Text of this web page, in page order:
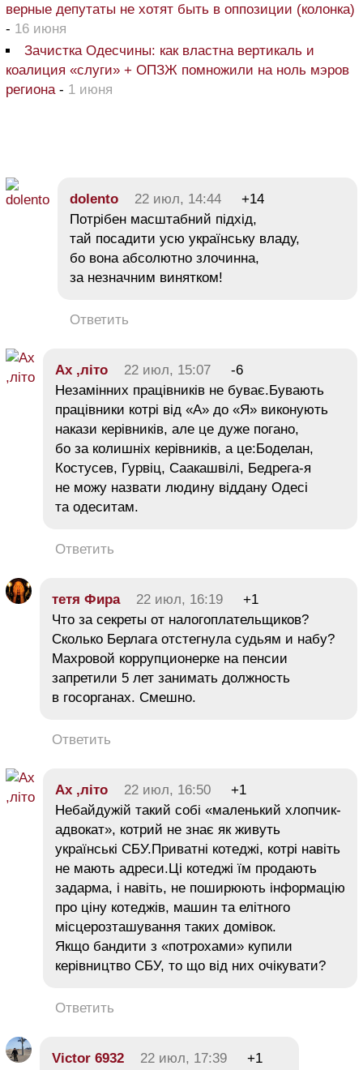
верные депутаты не хотят быть в оппозиции (колонка)
- 16 июня
Зачистка Одесчины: как властна вертикаль и
коалиция «слуги» + ОПЗЖ помножили на ноль мэров
региона- 1 июня
dolento 22 июл, 14:44
+14
Потрібен масштабний підхід,
тай посадити усю українську владу,
бо вона абсолютно злочинна,
за незначним винятком!
Ответить
Ах ,літо 22 июл, 15:07
-6
Незамінних працівників не буває.Бувають
працівники котрі від «А» до «Я» виконують
накази керівників, але це дуже погано,
бо за колишніх керівників, а це:Боделан,
Костусев, Гурвіц, Саакашвілі, Бедрега-я
не можу назвати людину віддану Одесі
та одеситам.
Ответить
тетя Фира 22 июл, 16:19
+1
Что за секреты от налогоплательщиков?
Сколько Берлага отстегнула судьям и набу?
Махровой коррупционерке на пенсии
запретили 5 лет занимать должность
в госорганах. Смешно.
Ответить
Ах ,літо 22 июл, 16:50
+1
Небайдужій такий собі «маленький хлопчик-
адвокат», котрий не знає як живуть
українські СБУ.Приватні котеджі, котрі навіть
не мають адреси.Ці котеджі їм продають
задарма, і навіть, не поширюють інформацію
про ціну котеджів, машин та елітного
місцерозташування таких домівок.
Якщо бандити з «потрохами» купили
керівництво СБУ, то що від них очікувати?
Ответить
Victor 6932 22 июл, 17:39
+1